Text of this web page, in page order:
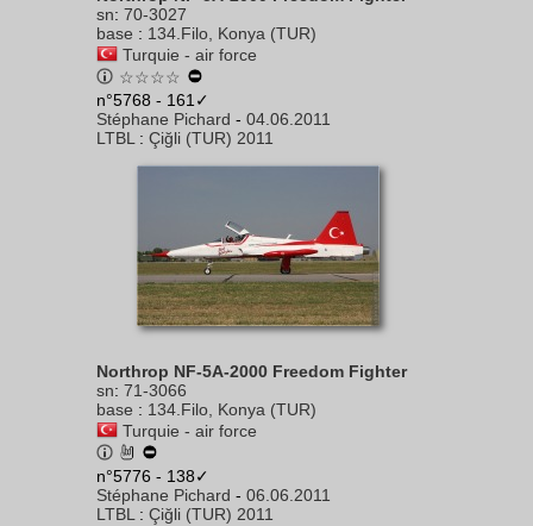
sn: 70-3027
base : 134.Filo, Konya (TUR)
Turquie - air force
☆☆☆☆
n°5768 - 161✓
Stéphane Pichard - 04.06.2011
LTBL : Çiğli (TUR) 2011
Northrop NF-5A-2000 Freedom Fighter
sn: 71-3066
base : 134.Filo, Konya (TUR)
Turquie - air force
n°5776 - 138✓
Stéphane Pichard - 06.06.2011
LTBL : Çiğli (TUR) 2011